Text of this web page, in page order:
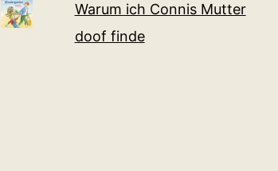
Warum ich Connis Mutter
doof finde